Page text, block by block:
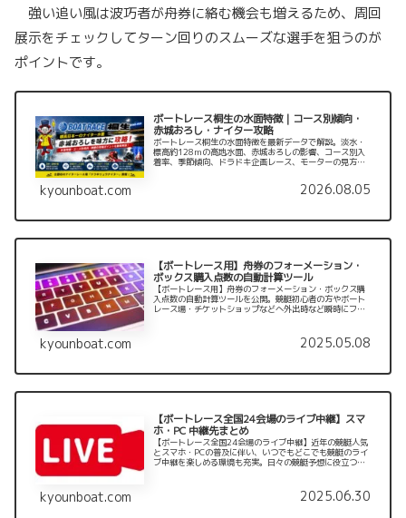
強い追い風は波巧者が舟券に絡む機会も増えるため、周回
展示をチェックしてターン回りのスムーズな選手を狙うのが
ポイントです。
ボートレース桐生の水面特徴｜コース別傾向・
赤城おろし・ナイター攻略
ボートレース桐生の水面特徴を最新データで解説。淡水・
標高約128mの高地水面、赤城おろしの影響、コース別入
着率、季節傾向、ドラドキ企画レース、モーターの見方、
kyounboat.com 2026.08.05
【ボートレース用】舟券のフォーメーション・
ボックス購入点数の自動計算ツール
【ボートレース用】舟券のフォーメーション・ボックス購
入点数の自動計算ツールを公開。競艇初心者の方やボート
レース場・チケットショップなどへ外出時など瞬時にフォ
出費を抑えることもできますのでぜひご利用ください。
kyounboat.com 2025.05.08
【ボートレース全国24会場のライブ中継】スマ
ホ・PC 中継先まとめ
【ボートレース全国24会場のライブ中継】近年の競艇人気
とスマホ・PCの普及に伴い、いつでもどこでも競艇のライ
ブ中継を楽しめる環境も充実。日々の競艇予想に役立つ全
kyounboat.com 2025.06.30